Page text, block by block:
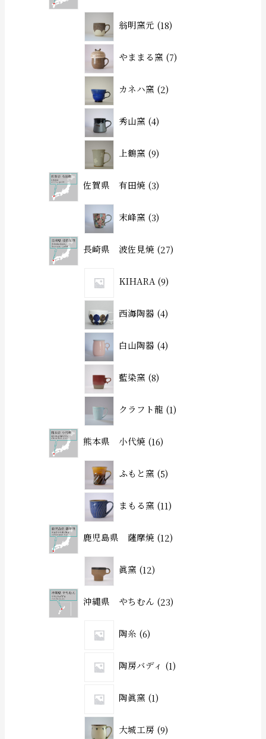
翁明窯元 18
やままる窯 7
カネハ窯 2
秀山窯 4
上鶴窯 9
佐賀県 有田焼 3
末峰窯 3
長崎県 波佐見焼 27
KIHARA 9
西海陶器 4
白山陶器 4
藍染窯 8
クラフト龍 1
熊本県 小代焼 16
ふもと窯 5
まもる窯 11
鹿児島県 薩摩焼 12
眞窯 12
沖縄県 やちむん 23
陶糸 6
陶房バディ 1
陶眞窯 1
大城工房 9